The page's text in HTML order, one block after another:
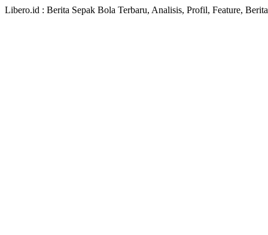
Libero.id : Berita Sepak Bola Terbaru, Analisis, Profil, Feature,